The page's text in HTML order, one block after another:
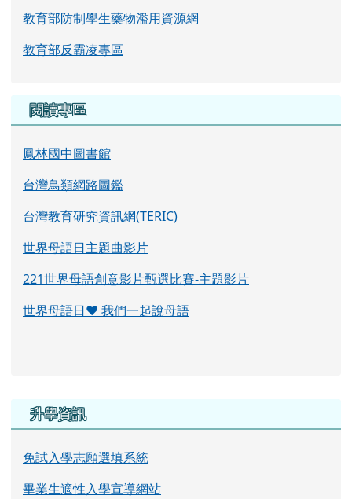
教育部防制學生藥物濫用資源網
教育部反霸凌專區
閱讀專區
鳳林國中圖書館
台灣鳥類網路圖鑑
台灣教育研究資訊網(TERIC)
世界母語日主題曲影片
221世界母語創意影片甄選比賽-主題影片
世界母語日♥ 我們一起說母語
右邊區域內容
升學資訊
免試入學志願選填系統
畢業生適性入學宣導網站